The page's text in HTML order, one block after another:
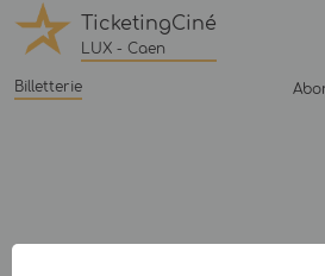
TicketingCiné
LUX - Caen
Billetterie